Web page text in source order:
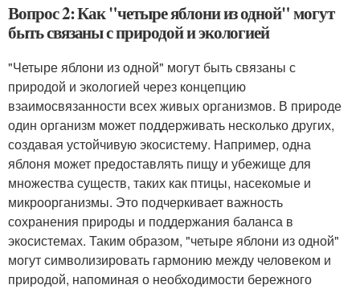
Вопрос 2: Как "четыре яблони из одной" могут
быть связаны с природой и экологией
"Четыре яблони из одной" могут быть связаны с
природой и экологией через концепцию
взаимосвязанности всех живых организмов. В природе
один организм может поддерживать несколько других,
создавая устойчивую экосистему. Например, одна
яблоня может предоставлять пищу и убежище для
множества существ, таких как птицы, насекомые и
микроорганизмы. Это подчеркивает важность
сохранения природы и поддержания баланса в
экосистемах. Таким образом, "четыре яблони из одной"
могут символизировать гармонию между человеком и
природой, напоминая о необходимости бережного